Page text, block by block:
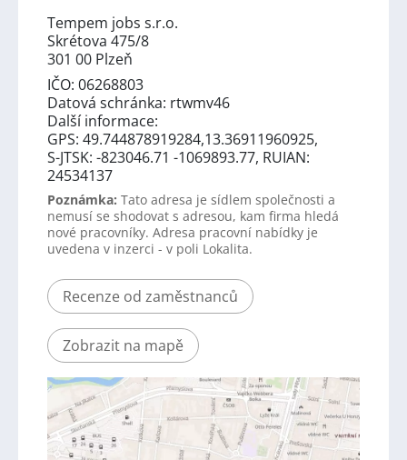
Tempem jobs s.r.o.
Skrétova 475/8
301 00 Plzeň
IČO: 06268803
Datová schránka: rtwmv46
Další informace:
GPS: 49.744878919284,13.36911960925,
S-JTSK: -823046.71 -1069893.77, RUIAN:
24534137
Poznámka: Tato adresa je sídlem společnosti a
nemusí se shodovat s adresou, kam firma hledá
nové pracovníky. Adresa pracovní nabídky je
uvedena v inzerci - v poli Lokalita.
Recenze od zaměstnanců
Zobrazit na mapě